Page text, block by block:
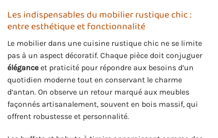
Les indispensables du mobilier rustique chic :
entre esthétique et fonctionnalité
Le mobilier dans une cuisine rustique chic ne se limite
pas à un aspect décoratif. Chaque pièce doit conjuguer
élégance et praticité pour répondre aux besoins d’un
quotidien moderne tout en conservant le charme
d’antan. On observe un retour marqué aux meubles
façonnés artisanalement, souvent en bois massif, qui
offrent robustesse et personnalité.